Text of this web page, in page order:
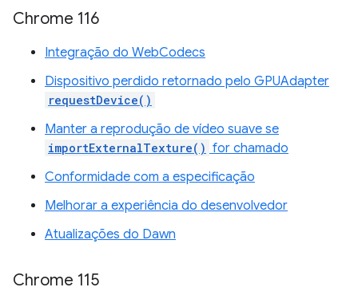
Chrome 116
Integração do WebCodecs
Dispositivo perdido retornado pelo GPUAdapter
requestDevice()
Manter a reprodução de vídeo suave se
importExternalTexture() for chamado
Conformidade com a especificação
Melhorar a experiência do desenvolvedor
Atualizações do Dawn
Chrome 115